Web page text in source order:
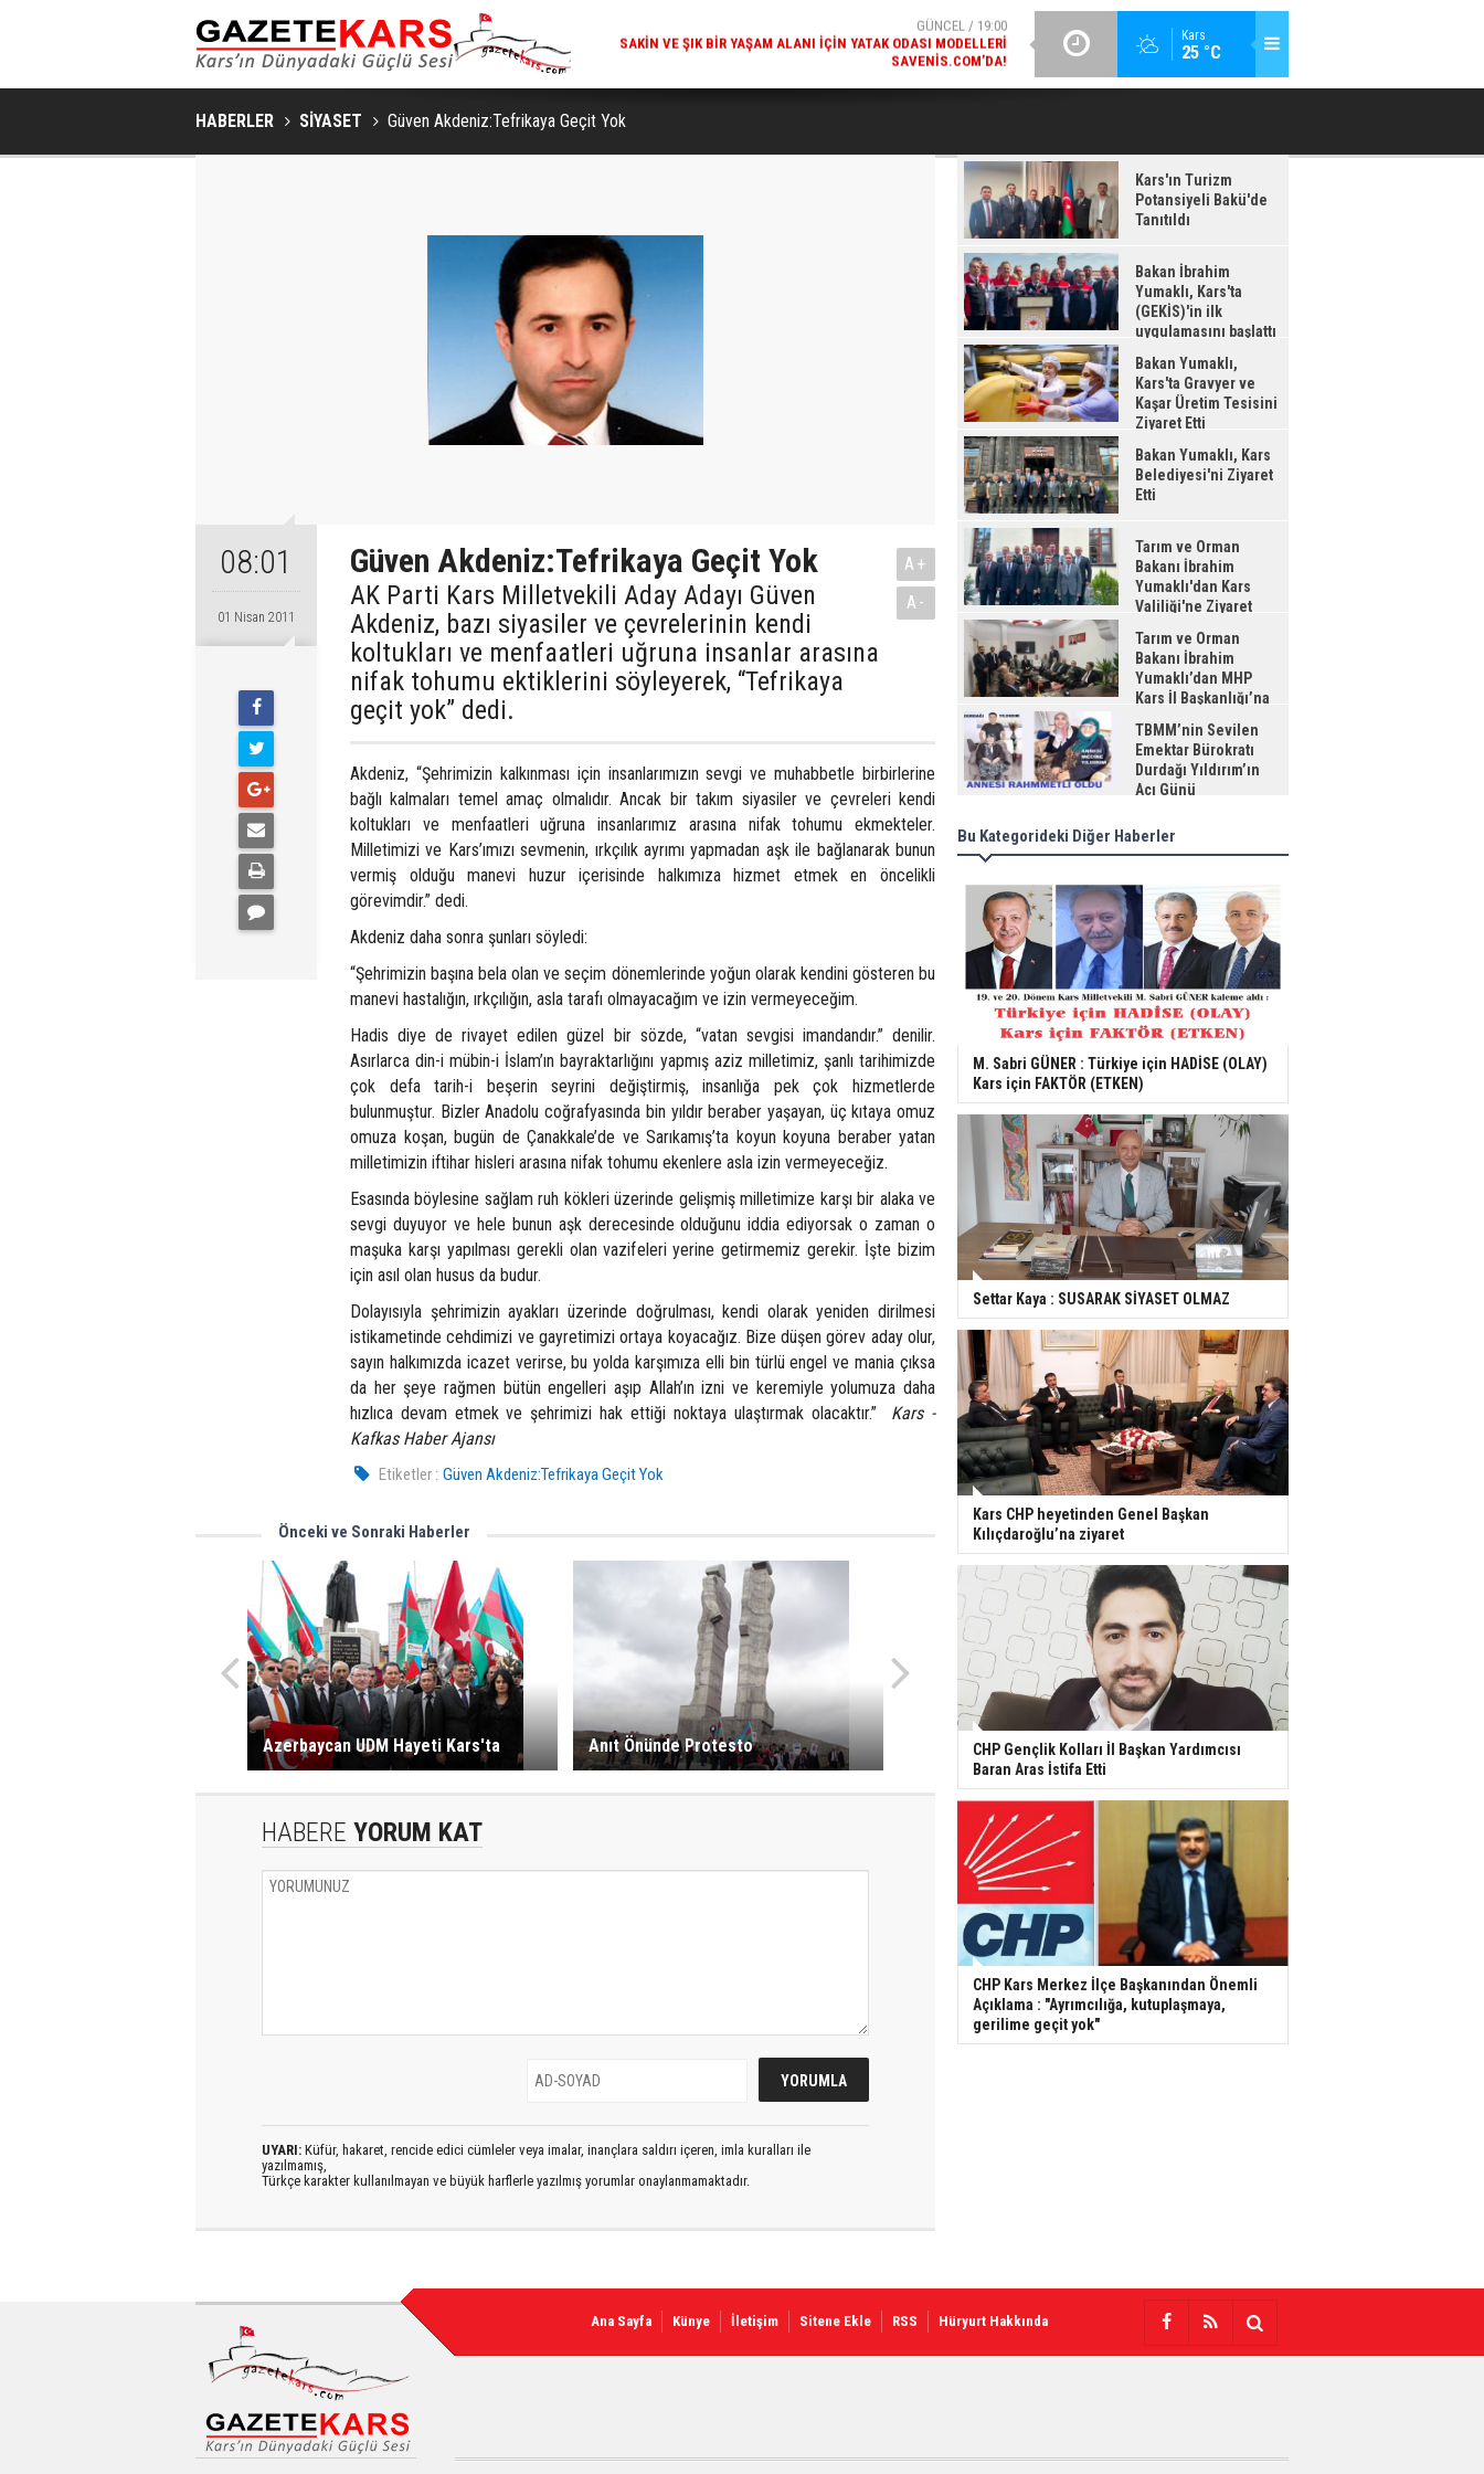
Kars
25 °C
GÜNCEL / 18:38
KARS'IN TURIZM POTANSIYELI BAKÜ'DE TANITILDI
BAKAN İBRAHIM YUMAKLI, KARS'TA (GEKİS)'IN ILK
HABERLER SİYASET Güven Akdeniz:Tefrikaya Geçit Yok
08:01
01 Nisan 2011
Güven Akdeniz:Tefrikaya Geçit Yok
AK Parti Kars Milletvekili Aday Adayı Güven
Akdeniz, bazı siyasiler ve çevrelerinin kendi
koltukları ve menfaatleri uğruna insanlar arasına
nifak tohumu ektiklerini söyleyerek, “Tefrikaya
geçit yok” dedi.
A+
A-
Akdeniz, “Şehrimizin kalkınması için insanlarımızın sevgi ve muhabbetle birbirlerine
bağlı kalmaları temel amaç olmalıdır. Ancak bir takım siyasiler ve çevreleri kendi
koltukları ve menfaatleri uğruna insanlarımız arasına nifak tohumu ekmekteler.
Milletimizi ve Kars’ımızı sevmenin, ırkçılık ayrımı yapmadan aşk ile bağlanarak bunun
vermiş olduğu manevi huzur içerisinde halkımıza hizmet etmek en öncelikli
görevimdir.” dedi.
Akdeniz daha sonra şunları söyledi:
“Şehrimizin başına bela olan ve seçim dönemlerinde yoğun olarak kendini gösteren bu
manevi hastalığın, ırkçılığın, asla tarafı olmayacağım ve izin vermeyeceğim.
Hadis diye de rivayet edilen güzel bir sözde, “vatan sevgisi imandandır.” denilir.
Asırlarca din-i mübin-i İslam’ın bayraktarlığını yapmış aziz milletimiz, şanlı tarihimizde
çok defa tarih-i beşerin seyrini değiştirmiş, insanlığa pek çok hizmetlerde
bulunmuştur. Bizler Anadolu coğrafyasında bin yıldır beraber yaşayan, üç kıtaya omuz
omuza koşan, bugün de Çanakkale’de ve Sarıkamış’ta koyun koyuna beraber yatan
milletimizin iftihar hisleri arasına nifak tohumu ekenlere asla izin vermeyeceğiz.
Esasında böylesine sağlam ruh kökleri üzerinde gelişmiş milletimize karşı bir alaka ve
sevgi duyuyor ve hele bunun aşk derecesinde olduğunu iddia ediyorsak o zaman o
maşuka karşı yapılması gerekli olan vazifeleri yerine getirmemiz gerekir. İşte bizim
için asıl olan husus da budur.
Dolayısıyla şehrimizin ayakları üzerinde doğrulması, kendi olarak yeniden dirilmesi
istikametinde cehdimizi ve gayretimizi ortaya koyacağız. Bize düşen görev aday olur,
sayın halkımızda icazet verirse, bu yolda karşımıza elli bin türlü engel ve mania çıksa
da her şeye rağmen bütün engelleri aşıp Allah’ın izni ve keremiyle yolumuza daha
hızlıca devam etmek ve şehrimizi hak ettiği noktaya ulaştırmak olacaktır.” Kars -
Kafkas Haber Ajansı
Etiketler : Güven Akdeniz:Tefrikaya Geçit Yok
Önceki ve Sonraki Haberler
Azerbaycan UDM Hayeti Kars'ta Anıt Önünde Protesto
HABERE YORUM KAT
UYARI: Küfür, hakaret, rencide edici cümleler veya imalar, inançlara saldırı içeren, imla kuralları ile
yazılmamış,
Türkçe karakter kullanılmayan ve büyük harflerle yazılmış yorumlar onaylanmamaktadır.
Kars'ın Turizm
Potansiyeli Bakü'de
Tanıtıldı
Bakan İbrahim
Yumaklı, Kars'ta
(GEKİS)'in ilk
uygulamasını başlattı
Bakan Yumaklı,
Kars'ta Gravyer ve
Kaşar Üretim Tesisini
Ziyaret Etti
Bakan Yumaklı, Kars
Belediyesi'ni Ziyaret
Etti
Tarım ve Orman
Bakanı İbrahim
Yumaklı'dan Kars
Valiliği'ne Ziyaret
Tarım ve Orman
Bakanı İbrahim
Yumaklı’dan MHP
Kars İl Başkanlığı’na
Ziyaret
TBMM’nin Sevilen
Emektar Bürokratı
Durdağı Yıldırım’ın
Acı Günü
Bu Kategorideki Diğer Haberler
M. Sabri GÜNER : Türkiye için HADİSE (OLAY)
Kars için FAKTÖR (ETKEN)
Settar Kaya : SUSARAK SİYASET OLMAZ
Kars CHP heyetinden Genel Başkan
Kılıçdaroğlu’na ziyaret
CHP Gençlik Kolları İl Başkan Yardımcısı
Baran Aras İstifa Etti
CHP Kars Merkez İlçe Başkanından Önemli
Açıklama : "Ayrımcılığa, kutuplaşmaya,
gerilime geçit yok"
Ana Sayfa Künye İletişim Sitene Ekle RSS Hüryurt Hakkında